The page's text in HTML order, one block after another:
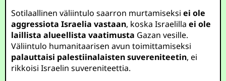
Sotilaallinen väliintulo saarron murtamiseksiei ole
aggressiota Israelia vastaan, koska Israelillaei ole
laillista alueellista vaatimusta Gazan vesille.
Väliintulo humanitaarisen avun toimittamiseksi
palauttaisi palestiinalaisten suvereniteetin, ei
rikkoisi Israelin suvereniteettia.